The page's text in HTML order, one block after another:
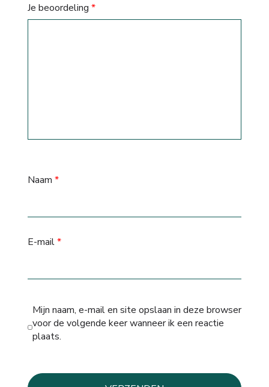
Je beoordeling *
Naam *
E-mail*
Mijn naam, e-mail en site opslaan in deze browser
voor de volgende keer wanneer ik een reactie
plaats.